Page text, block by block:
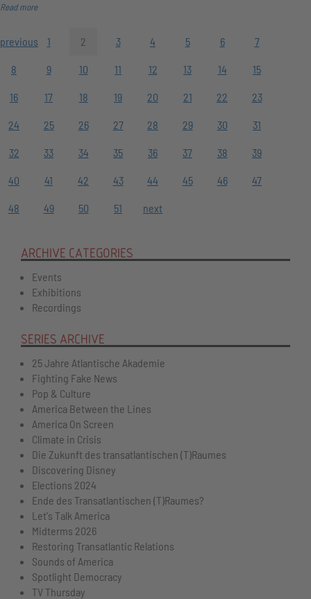
Read more
previous 1 2 3 4 5 6 7
8 9 10 11 12 13 14 15
16 17 18 19 20 21 22 23
24 25 26 27 28 29 30 31
32 33 34 35 36 37 38 39
40 41 42 43 44 45 46 47
48 49 50 51 next
ARCHIVE CATEGORIES
Events
Exhibitions
Recordings
SERIES ARCHIVE
25 Jahre Atlantische Akademie
Fighting Fake News
Pop & Culture
America Between the Lines
America On Screen
Climate in Crisis
Die Zukunft des transatlantischen (T)Raumes
Discovering Disney
Elections 2024
Ende des Transatlantischen (T)Raumes?
Let's Talk America
Midterms 2026
Restoring Transatlantic Relations
Sounds of America
Spotlight Democracy
TV Thursday